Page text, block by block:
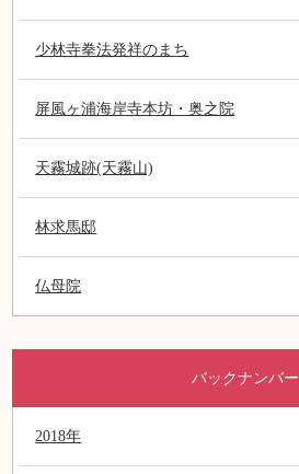
少林寺拳法発祥のまち
屏風ヶ浦海岸寺本坊・奥之院
天霧城跡(天霧山)
林求馬邸
仏母院
バックナンバー
2018年